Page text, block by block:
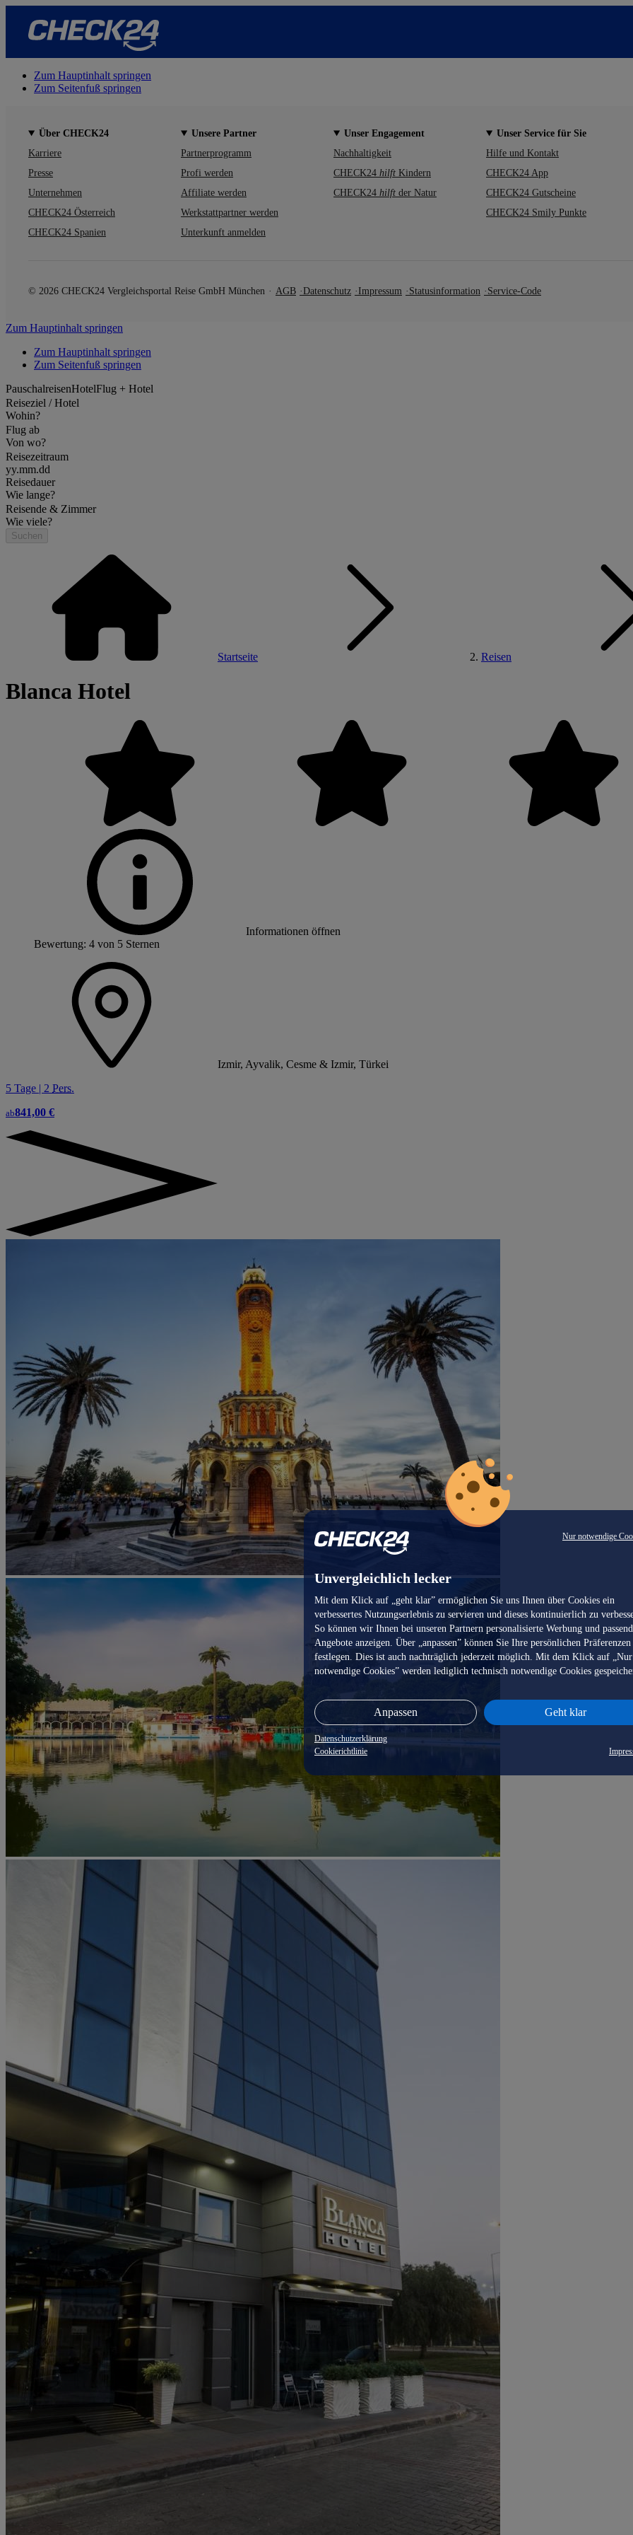
Nur notwendige
Unvergleichlich lecker
Mit dem Klick auf „geht klar” ermöglichen Sie uns Ihnen über Cookies ein
verbessertes Nutzungserlebnis zu servieren und dieses kontinuierlich zu
So können wir Ihnen bei unseren Partnern personalisierte Werbung und
Angebote anzeigen. Über „anpassen” können Sie Ihre persönlichen Präferenzen
festlegen. Dies ist auch nachträglich jederzeit möglich. Mit dem Klick auf „Nur
notwendige Cookies” werden lediglich technisch notwendige Cookies
Anpassen Geht klar
Datenschutzerklärung
Cookierichtlinie
Zum Hauptinhalt springen
Zum Seitenfuß springen
Über CHECK24
Karriere
Presse
Unternehmen
CHECK24 Österreich
CHECK24 Spanien
Unsere Partner
Partnerprogramm
Profi werden
Affiliate werden
Werkstattpartner werden
Unterkunft anmelden
Unser Engagement
Nachhaltigkeit
CHECK24 hilft Kindern
CHECK24 hilft der Natur
Unser Service für Sie
Hilfe und Kontakt
CHECK24 App
CHECK24 Gutscheine
CHECK24 Smily Punkte
© 2026 CHECK24 Vergleichsportal Reise GmbH München AGB Datenschutz Impressum Statusinformation Service-Code
Zum Hauptinhalt springen
Zum Hauptinhalt springen
Zum Seitenfuß springen
PauschalreisenHotelFlug + Hotel
Reiseziel / Hotel
Wohin?
Flug ab
Von wo?
Reisezeitraum
yy.mm.dd
Reisedauer
Wie lange?
Reisende & Zimmer
Wie viele?
Suchen
Startseite Reisen
Blanca Hotel
Informationen öffnen
Bewertung: 4 von 5 Sternen
Izmir, Ayvalik, Cesme & Izmir, Türkei
5 Tage | 2 Pers.
ab841,00 €